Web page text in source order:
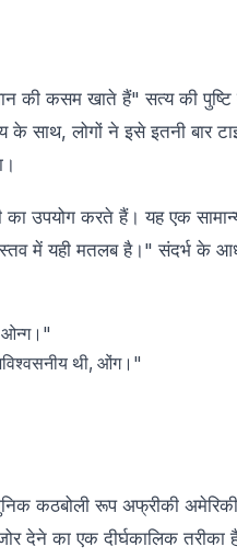
की कसम खाते हैं" सत्य की
लोगों ने इसे इतनी बार
उपयोग करते हैं। यह एक
में यही मतलब है।" संदर्भ के
ओन्ग।"
थी, ओंग।"
कठबोली रूप अफ्रीकी अमेरिकी
देने का एक दीर्घकालिक तरीका